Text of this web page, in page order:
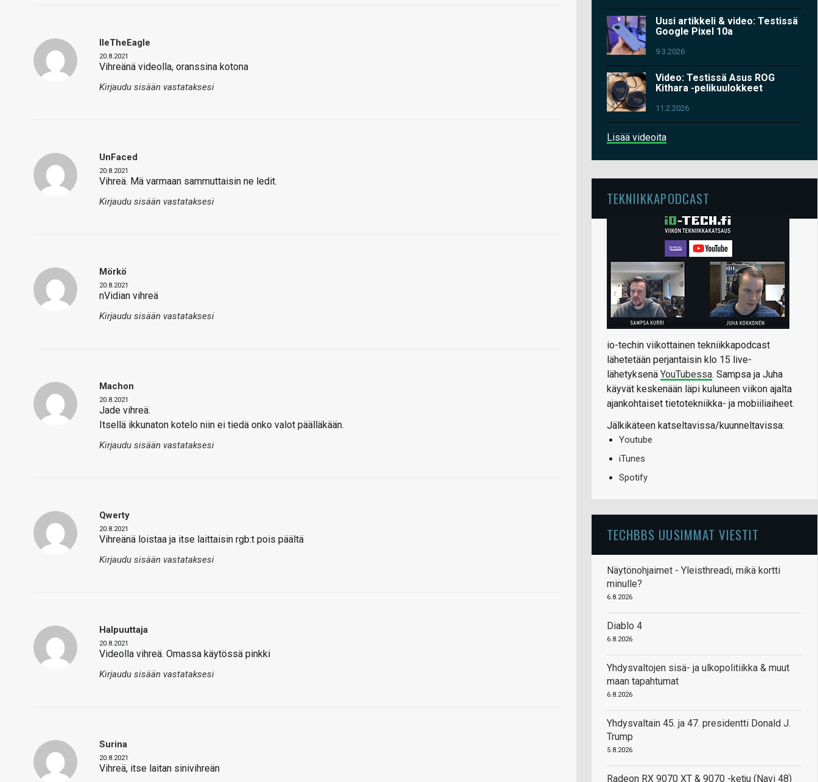
IleTheEagle
20.8.2021
Vihreänä videolla, oranssina kotona
Kirjaudu sisään vastataksesi
UnFaced
20.8.2021
Vihreä. Mä varmaan sammuttaisin ne ledit.
Kirjaudu sisään vastataksesi
Mörkö
20.8.2021
nVidian vihreä
Kirjaudu sisään vastataksesi
Machon
20.8.2021
Jade vihreä.
Itsellä ikkunaton kotelo niin ei tiedä onko valot päälläkään.
Kirjaudu sisään vastataksesi
Qwerty
20.8.2021
Vihreänä loistaa ja itse laittaisin rgb:t pois päältä
Kirjaudu sisään vastataksesi
Halpuuttaja
20.8.2021
Videolla vihreä. Omassa käytössä pinkki
Kirjaudu sisään vastataksesi
Surina
20.8.2021
Vihreä, itse laitan sinivihreän
Uusi artikkeli & video: Testissä
Google Pixel 10a
9.3.2026
Video: Testissä Asus ROG
Kithara -pelikuulokkeet
11.2.2026
Lisää videoita
TEKNIIKKAPODCAST
io-techin viikottainen tekniikkapodcast
lähetetään perjantaisin klo 15 live-
lähetyksenä YouTubessa. Sampsa ja Juha
käyvät keskenään läpi kuluneen viikon ajalta
ajankohtaiset tietotekniikka- ja mobiiliaiheet.
Jälkikäteen katseltavissa/kuunneltavissa:
Youtube
iTunes
Spotify
TECHBBS UUSIMMAT VIESTIT
Näytönohjaimet - Yleisthreadi, mikä kortti
minulle?
6.8.2026
Diablo 4
6.8.2026
Yhdysvaltojen sisä- ja ulkopolitiikka & muut
maan tapahtumat
6.8.2026
Yhdysvaltain 45. ja 47. presidentti Donald J.
Trump
5.8.2026
Radeon RX 9070 XT & 9070 -ketju (Navi 48)